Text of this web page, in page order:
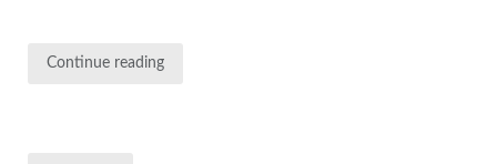
Continue reading